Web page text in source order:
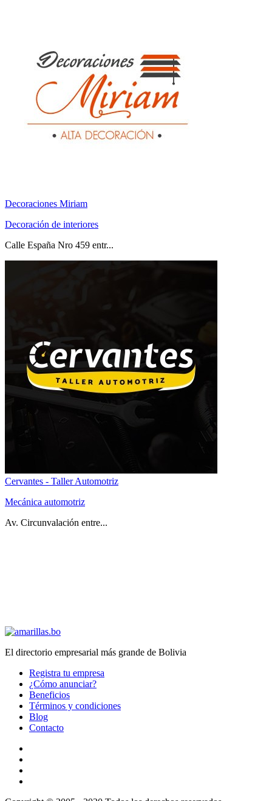
Decoraciones Miriam
Decoración de interiores
Calle España Nro 459 entr...
Cervantes - Taller Automotriz
Mecánica automotriz
Av. Circunvalación entre...
El directorio empresarial más grande de Bolivia
Registra tu empresa
¿Cómo anunciar?
Beneficios
Términos y condiciones
Blog
Contacto